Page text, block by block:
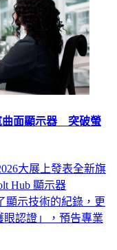
曲面顯示器 突破螢
大展上發表全新旗
Hub 顯示器
顯示技術的紀錄，更
認證」，預告專業